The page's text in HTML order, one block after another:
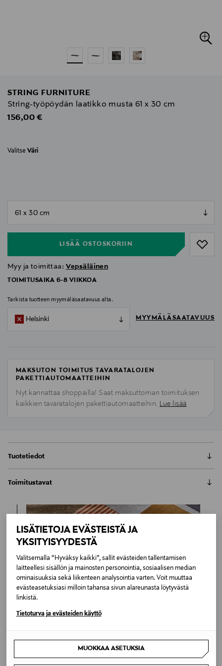
LISÄTIETOJA EVÄSTEISTÄ JA
YKSITYISYYDESTÄ
Valitsemalla “Hyväksy kaikki”, sallit evästeiden tallentamisen
laitteellesi sisällön ja mainosten personointia, sosiaalisen median
ominaisuuksia sekä liikenteen analysointia varten. Voit muuttaa
evästeasetuksiasi milloin tahansa sivun alareunasta löytyvästä
linkistä.
Tietoturva ja evästeiden käyttö
MUOKKAA ASETUKSIA
STRING FURNITURE
String-työpöydän laatikko musta 61 x 30 cm
Original Price
156,00 €
Valitse Väri
LISÄÄ OSTOSKORIIN
Myy ja toimittaa: Vepsäläinen
TOIMITUSAIKA 6-8 VIIKKOA
Tarkista tuotteen myymäläsaatavuus alta.
Helsinki MYYMÄLÄSAATAVUUS
MAKSUTON TOIMITUS TAVARATALOJEN
PAKETTIAUTOMAATTEIHIN
Nyt kannattaa shoppailla! Saat maksuttoman toimituksen
kaikkien tavaratalojen pakettiautomaatteihin. Lue lisää
Tuotetiedot
Works -työpöydän ja String System -työtason
pehmeästi liukuva vetolaatikko auttaa pitämään
toimistotarvikkeet. Käytännöllisen työpöydänlaatikon
sisällä on huopa-alusta, joka suojaa laatikon
mustaksi jauhemaalattua terästä. Toimitetaan osina.
LUE KOKO TUOTEKUVAUS
Tuotenumero
175736742
Kangas,TerÃ¤s
BLACK
Toimitustavat
Toimitusaika 6-8 viikkoa
6,90 €
Kotiinkuljetus
Toimitusaika 6-8 viikkoa
6,90 €
Inspiroidu